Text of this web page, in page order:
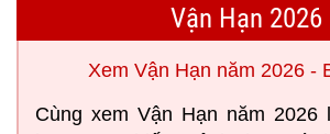
Vận Hạn 2026
Xem Vận Hạn năm 2026 -
Cùng xem Vận Hạn năm 2026